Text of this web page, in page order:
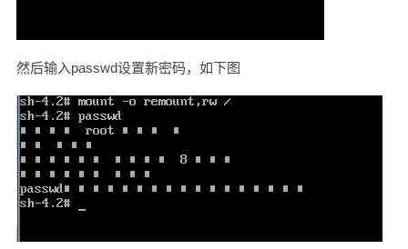
然后输入passwd设置新密码，如下图